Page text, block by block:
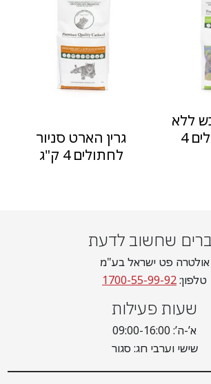
ללא
גלוטן לחתולים 4
גרין הארט סניור
לחתולים 4 ק"ג
שחשוב לדעת
אולטרה פט ישראל בע"מ
טלפון:1700-55-99-92
שעות פעילות
א’-ה’: 09:00-16:00
שישי וערבי חג: סגור